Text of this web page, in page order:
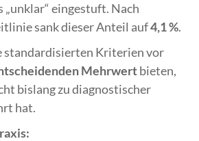
„unklar“ eingestuft. Nach
sank dieser Anteil auf4,1 %.
standardisierten Kriterien vor
Mehrwertbieten,
bislang zu diagnostischer
hat.